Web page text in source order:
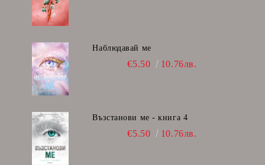
Наблюдавай ме
€5.50 10.76лв.
Възстанови ме - книга 4
€5.50 10.76лв.